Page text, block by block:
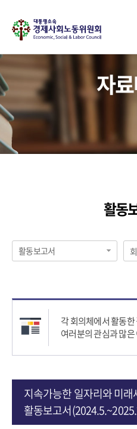
자
활동
활동보고서
각 회의체에서 활동
여러분의 관심과 많
지속가능한 일자리와 미
활동보고서